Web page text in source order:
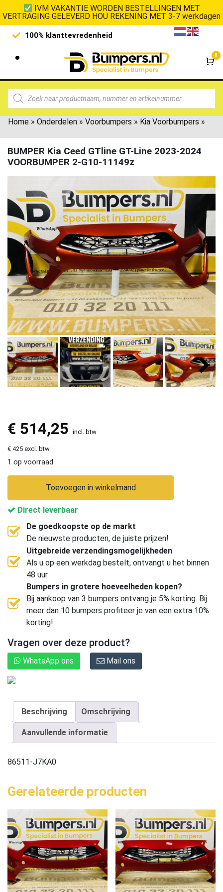
IVM VAKANTIE WORDEN BESTELLINGEN MET
VERTRAGING GELEVERD HOU REKENING MET 3-7 werkdagen
100% klanttevredenheid
0
Home » Onderdelen » Voorbumpers » Kia Voorbumpers »
BUMPER Kia Ceed GTline GT-Line 2023-2024
VOORBUMPER 2-G10-11149z
€ 514,25 incl. btw
€ 425 excl. btw
1 op voorraad
Toevoegen in winkelmand
Direct leverbaar
De goedkoopste op de markt
De nieuwste producten, de juiste prijzen!
Uitgebreide verzendingsmogelijkheden
Als u op een werkdag bestelt, ontvangt u het binnen
48 uur.
Bumpers in grotere hoeveelheden kopen?
Bij aankoop van 3 bumpers ontvang je 5% korting. Bij
meer dan 10 bumpers profiteer je van een extra 10%
korting!
Vragen over deze product?
WhatsApp ons Mail ons
Beschrijving Omschrijving
Aanvullende informatie
86511-J7KA0
Gerelateerde producten